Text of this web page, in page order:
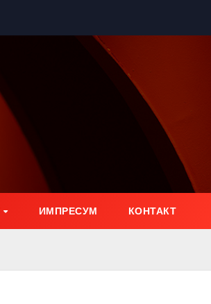
ИМПРЕСУМ КОНТАКТ